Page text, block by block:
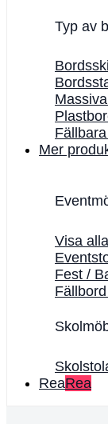
Typ av
Mer
Visa alla
Fest /
Rea